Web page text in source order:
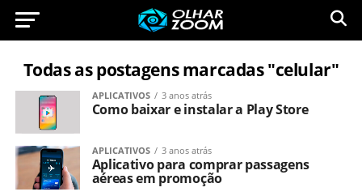
Todas as postagens marcadas "celular"
APLICATIVOS 3 anos atrás
Como baixar e instalar a Play Store
APLICATIVOS 3 anos atrás
Aplicativo para comprar passagens
aéreas em promoção